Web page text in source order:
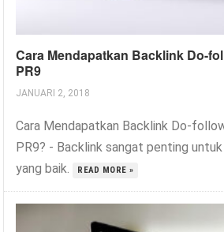
Cara Mendapatkan Backlink Do-
PR9
JANUARI 2, 2018
Cara Mendapatkan Backlink Do-
PR9? - Backlink sangat penting
yang baik.
READ MORE »